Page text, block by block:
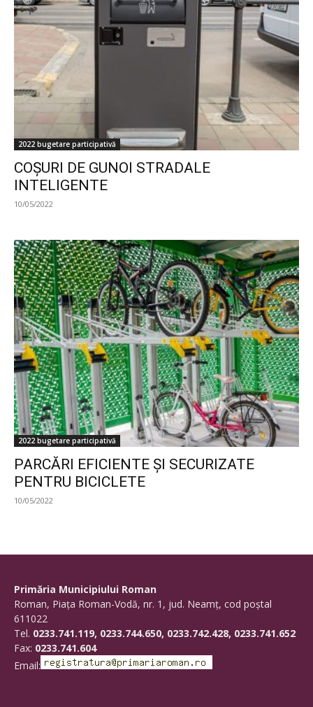
2022 bugetare participativă
COȘURI DE GUNOI STRADALE
INTELIGENTE
10/05/2022
2022 bugetare participativă
PARCĂRI EFICIENTE ȘI SECURIZATE
PENTRU BICICLETE
10/05/2022
Primăria Municipiului Roman
Roman, Piaţa Roman-Vodă, nr. 1, jud. Neamţ, cod poştal
611022
Tel. 0233.741.119, 0233.744.650, 0233.742.428, 0233.741.652
Fax: 0233.741.604
Email: